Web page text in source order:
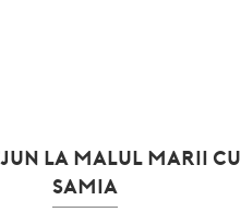
LA MALUL MARII CU
SAMIA